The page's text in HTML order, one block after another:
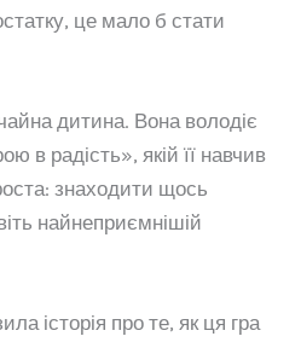
це мало б стати
дитина. Вона володіє
в радість», якій її навчив
знаходити щось
найнеприємнішій
історія про те, як ця гра